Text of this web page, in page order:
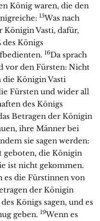
König waren, die den
15Was nach
Königin Vasti, dafür,
des Königs
16Da sprach
vor den Fürsten: Nicht
Königin Vasti
Fürsten und wider all
des Königs
Betragen der Königin
ihre Männer bei
sie sagen werden:
geboten, die Königin
ist nicht gekommen.
es die Fürstinnen von
der Königin
Königs sagen, und es
geben. 19Wenn es